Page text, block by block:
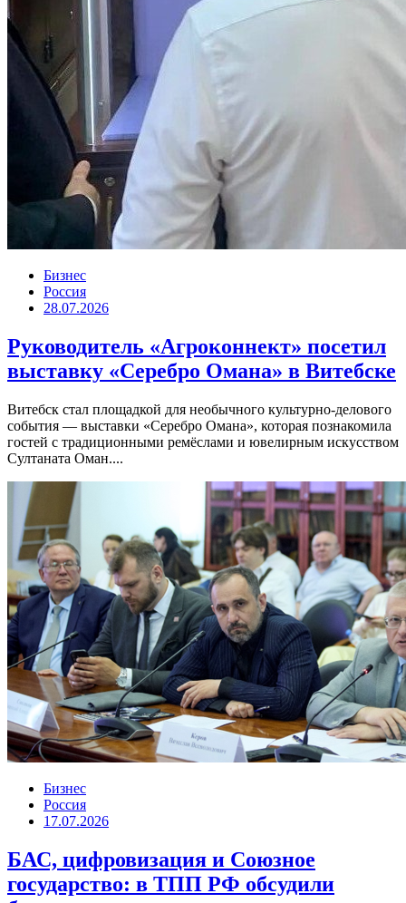
Бизнес
Россия
28.07.2026
Руководитель «Агроконнект» посетил
выставку «Серебро Омана» в Витебске
Витебск стал площадкой для необычного культурно-делового
события — выставки «Серебро Омана», которая познакомила
гостей с традиционными ремёслами и ювелирным искусством
Султаната Оман....
Бизнес
Россия
17.07.2026
БАС, цифровизация и Союзное
государство: в ТПП РФ обсудили